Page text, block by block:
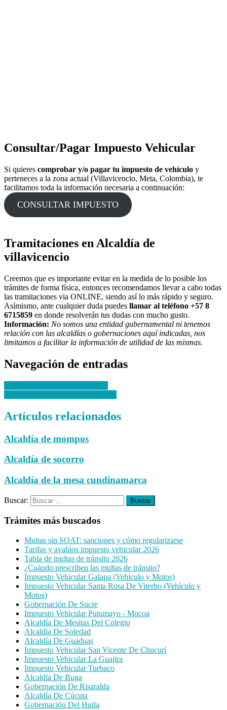
Consultar/Pagar Impuesto Vehicular
Si quieres comprobar y/o pagar tu impuesto de vehículo y
perteneces a la zona actual (Villavicencio, Meta, Colombia), te
facilitamos toda la información necesaria a continuación:
CONSULTAR IMPUESTO
Tramitaciones en Alcaldía de
villavicencio
Creemos que es importante evitar en la medida de lo posible los
trámites de forma física, entonces recomendamos llevar a cabo todas
las tramitaciones via ONLINE, siendo así lo más rápido y seguro.
Asímismo, ante cualquier duda puedes llamar al teléfono +57 8
6715859 en donde resolverán tus dudas con mucho gusto.
Información: No somos una entidad gubernamental ni tenemos
relación con las alcaldías o gobernaciones aquí indicadas, nos
limitamos a facilitar la información de utilidad de las mismas.
Navegación de entradas
Artículos relacionados
Alcaldía de mompos
Alcaldía de socorro
Alcaldía de la mesa cundinamarca
Buscar:
Trámites más buscados
Multas sin SOAT: sanciones y cómo regularizarse
Tarifas y avalúos impuesto vehicular 2026
Tabla de multas de tránsito 2026
¿Cuándo prescriben las multas de tránsito?
Impuesto Vehicular Galapa (Vehículo y Motos)
Impuesto Vehicular Santa Rosa De Viterbo (Vehículo y
Motos)
Gobernación De Sucre
Impuesto Vehicular Putumayo - Mocoa
Alcaldía De Mesitas Del Colegio
Alcaldía De Soledad
Alcaldía De Guaduas
Impuesto Vehicular San Vicente De Chucurí
Impuesto Vehicular La Guajira
Impuesto Vehicular Turbaco
Alcaldía De Buga
Gobernación De Risaralda
Alcaldía De Cúcuta
Gobernación Del Huila